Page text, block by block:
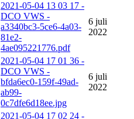
2021-05-04 13 03 17 -
DCO VWS -
a3340bc3-5ce6-4a03-
81e2-
4ae095221776.pdf
6 juli
2022
2021-05-04 17 01 36 -
DCO VWS -
bfda6ec0-159f-49ad-
ab99-
0c7dfe6d18ee.jpg
6 juli
2022
2021-05-04 17 02 24 -